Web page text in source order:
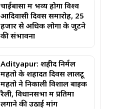
चाईबासा में भव्य होगा विश्व
आदिवासी दिवस समारोह, 25
हजार से अधिक लोगों के जुटने
की संभावना
Adityapur: शहीद निर्मल
महतो के शहादत दिवस लालटू
महतो ने निकाली विशाल बाइक
रैली, विधानसभा में प्रतिमा
लगाने की उठाई मांग